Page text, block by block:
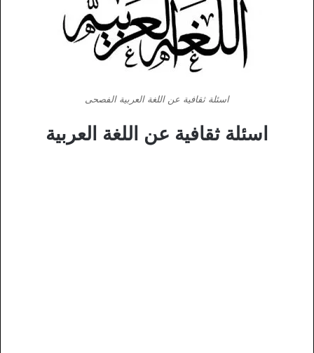
اسئلة ثقافية عن اللغة العربية الفصحى
اسئلة ثقافية عن اللغة العربية